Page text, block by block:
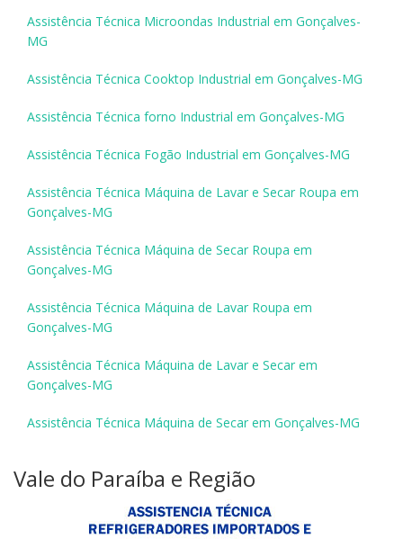
Assistência Técnica Microondas Industrial em Gonçalves-
MG
Assistência Técnica Cooktop Industrial em Gonçalves-MG
Assistência Técnica forno Industrial em Gonçalves-MG
Assistência Técnica Fogão Industrial em Gonçalves-MG
Assistência Técnica Máquina de Lavar e Secar Roupa em
Gonçalves-MG
Assistência Técnica Máquina de Secar Roupa em
Gonçalves-MG
Assistência Técnica Máquina de Lavar Roupa em
Gonçalves-MG
Assistência Técnica Máquina de Lavar e Secar em
Gonçalves-MG
Assistência Técnica Máquina de Secar em Gonçalves-MG
Vale do Paraíba e Região